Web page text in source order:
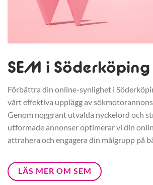
SEM i Söderköping
Förbättra din online-synlighet i
vårt effektiva upplägg av
Genom noggrant utvalda nyckelord och
utformade annonser optimerar vi din
attrahera och engagera din målgrupp på
LÄS MER OM SEM